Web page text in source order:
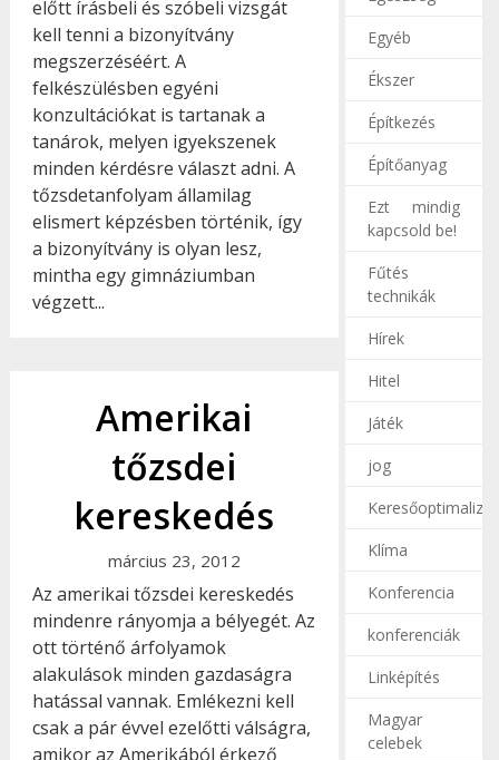
előtt írásbeli és szóbeli vizsgát
kell tenni a bizonyítvány
megszerzéséért. A
felkészülésben egyéni
konzultációkat is tartanak a
tanárok, melyen igyekszenek
minden kérdésre választ adni. A
tőzsdetanfolyam államilag
elismert képzésben történik, így
a bizonyítvány is olyan lesz,
mintha egy gimnáziumban
végzett...
Amerikai
tőzsdei
kereskedés
március 23, 2012
Az amerikai tőzsdei kereskedés
mindenre rányomja a bélyegét. Az
ott történő árfolyamok
alakulások minden gazdaságra
hatással vannak. Emlékezni kell
csak a pár évvel ezelőtti válságra,
amikor az Amerikából érkező
Egyéb
Ékszer
Építkezés
Építőanyag
Ezt mindig
kapcsold be!
Fűtés
technikák
Hírek
Hitel
Játék
jog
Klíma
Konferencia
konferenciák
Linképítés
Magyar
celebek